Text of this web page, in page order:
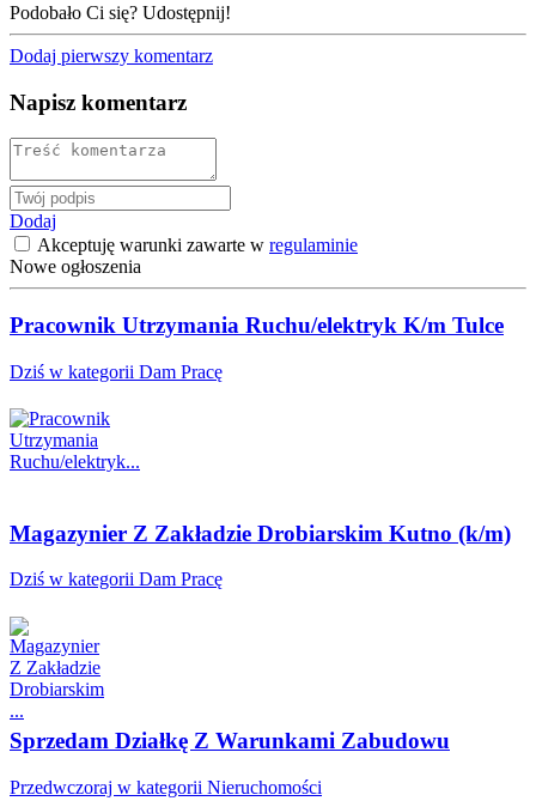
Podobało Ci się? Udostępnij!
Dodaj pierwszy komentarz
Napisz komentarz
Dodaj
Akceptuję warunki zawarte w regulaminie
Nowe ogłoszenia
Pracownik Utrzymania Ruchu/elektryk K/m Tulce
Dziś w kategorii Dam Pracę
Magazynier Z Zakładzie Drobiarskim Kutno (k/m)
Dziś w kategorii Dam Pracę
Sprzedam Działkę Z Warunkami Zabudowu
Przedwczoraj w kategorii Nieruchomości